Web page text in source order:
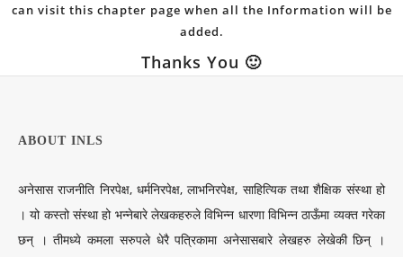
EVENTS
PUBLICATIONS
AWARDS
can visit this chapter page when all the Information will be
added.
Thanks You 🙂
ABOUT INLS
अनेसास राजनीति निरपेक्ष, धर्मनिरपेक्ष, लाभनिरपेक्ष, साहित्यिक तथा शैक्षिक संस्था हो
। यो कस्तो संस्था हो भन्नेबारे लेखकहरुले विभिन्न धारणा विभिन्न ठाऊँमा व्यक्त गरेका
छन् । तीमध्ये कमला सरुपले धेरै पत्रिकामा अनेसासबारे लेखहरु लेखेकी छिन् ।